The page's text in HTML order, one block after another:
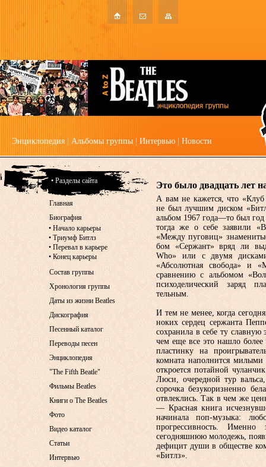
Энциклопедия Альбомы группы Интервью Новости
Это было двадцать лет
А вам не кажется, что «Клуб
не был лучшим диском
альбом 1967 года—то был
тогда же о себе заявили
«Между пуговиц»
бом «Сержант» вряд ли
Who» или с двумя
«Абсолютная сво­бода» и
сравнению с альбомом
психоделический заряд
тельным.
И тем не менее, когда
ноких сердец сержанта
со­хранила в себе ту
чем еще все это нашло более
пла­стинку на
комната на­полнится
откроется по­тайной
Люси, очередной тур
сорочка безукориз­ненно
отвлеклись. Так в чем же
— Красная книга
начинала поп-музыка:
прогрессивность.
сегодняшнюю мо­лодежь,
дефицит души в об­ществе
«Битлз».
• Разделы сайта
Главная
Биография
• Начало карьеры
• Триумф Битлз
• Перевал в карьере
• Конец карьеры
Состав группы
Хронология группы
Даты из жизни Beatles
Дискография
Песенный каталог
Переводы песен
Энциклопедия
"The Fifth Beatle"
Фильмы Beatles
Книги о The Beatles
Фото
Видео каталог
Статьи
Интервью